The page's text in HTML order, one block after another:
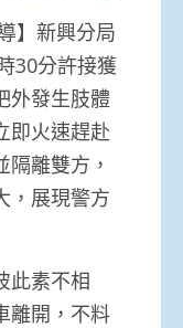
】新興分局
30分許接獲
外發生肢體
即火速趕赴
離雙方，
，展現警方
此素不相
離開，不料